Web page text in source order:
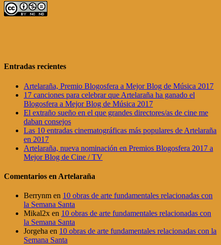
Entradas recientes
Artelaraña, Premio Blogosfera a Mejor Blog de Música 2017
17 canciones para celebrar que Artelaraña ha ganado el
Blogosfera a Mejor Blog de Música 2017
El extraño sueño en el que grandes directores/as de cine me
daban consejos
Las 10 entradas cinematográficas más populares de Artelaraña
en 2017
Artelaraña, nueva nominación en Premios Blogosfera 2017 a
Mejor Blog de Cine / TV
Comentarios en Artelaraña
Berrynm en 10 obras de arte fundamentales relacionadas con
la Semana Santa
Mikal2x en 10 obras de arte fundamentales relacionadas con
la Semana Santa
Jorgeha en 10 obras de arte fundamentales relacionadas con la
Semana Santa